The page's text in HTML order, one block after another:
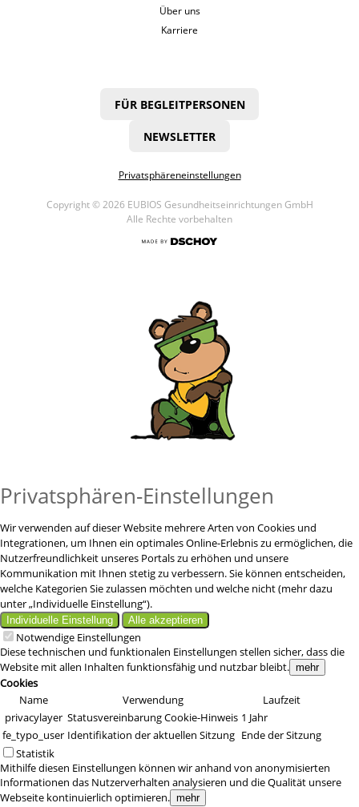
Über uns
Karriere
FÜR BEGLEITPERSONEN
NEWSLETTER
Privatsphäreneinstellungen
Copyright © 2026 EUBIOS Gesundheitseinrichtungen GmbH
Alle Rechte vorbehalten
Privatsphären-Einstellungen
Wir verwenden auf dieser Website mehrere Arten von Cookies und
Integrationen, um Ihnen ein optimales Online-Erlebnis zu ermöglichen, die
Nutzerfreundlichkeit unseres Portals zu erhöhen und unsere
Kommunikation mit Ihnen stetig zu verbessern. Sie können entscheiden,
welche Kategorien Sie zulassen möchten und welche nicht (mehr dazu
unter „Individuelle Einstellung“).
Individuelle Einstellung Alle akzeptieren
Notwendige Einstellungen
Diese technischen und funktionalen Einstellungen stellen sicher, dass die
Website mit allen Inhalten funktionsfähig und nutzbar bleibt. mehr
Cookies
Name
Verwendung
Laufzeit
privacylayer Statusvereinbarung Cookie-Hinweis 1 Jahr
fe_typo_user Identifikation der aktuellen Sitzung Ende der Sitzung
Statistik
Mithilfe diesen Einstellungen können wir anhand von anonymisierten
Informationen das Nutzerverhalten analysieren und die Qualität unsere
Webseite kontinuierlich optimieren. mehr